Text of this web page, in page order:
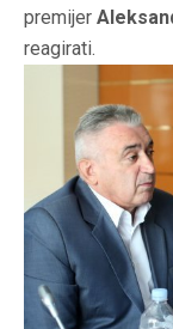
premijer
reagirati.